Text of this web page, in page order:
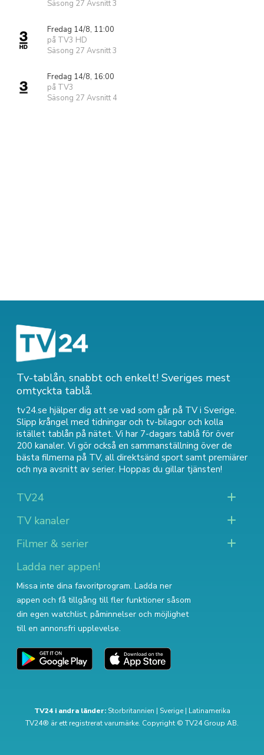
Säsong 27 Avsnitt 3
Fredag 14/8, 11:00
på TV3 HD
Säsong 27 Avsnitt 3
Fredag 14/8, 16:00
på TV3
Säsong 27 Avsnitt 4
Tv-tablån, snabbt och enkelt! Sveriges mest
omtyckta tablå.
tv24.se hjälper dig att se vad som går på TV i Sverige.
Slipp krångel med tidningar och tv-bilagor och kolla
istället tablån på nätet. Vi har 7-dagars tablå för över
200 kanaler. Vi gör också en sammanställning över de
bästa filmerna på TV, all direktsänd sport samt premiärer
och nya avsnitt av serier. Hoppas du gillar tjänsten!
TV24
TV kanaler
Filmer & serier
Ladda ner appen!
Missa inte dina favoritprogram. Ladda ner
appen och få tillgång till fler funktioner såsom
din egen watchlist, påminnelser och möjlighet
till en annonsfri upplevelse.
TV24 i andra länder: Storbritannien | Sverige| Latinamerika
TV24® är ett registrerat varumärke. Copyright © TV24 Group AB.